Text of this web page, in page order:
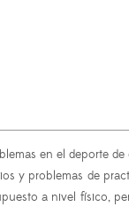
en el deporte
y problemas de
a nivel físico,